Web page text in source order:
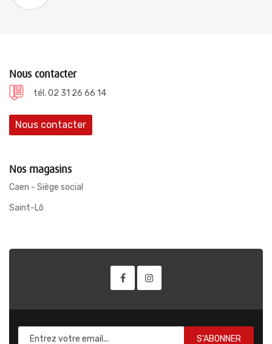
Nous contacter
tél. 02 31 26 66 14
Nous contacter
Nos magasins
Caen - Siège social
Saint-Lô
S'ABONNER